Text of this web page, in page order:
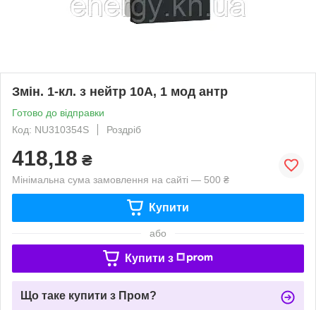
Змін. 1-кл. з нейтр 10А, 1 мод антр
Готово до відправки
Код: NU310354S
Роздріб
418,18 ₴
Мінімальна сума замовлення на сайті — 500 ₴
Купити
або
Купити з
Що таке купити з Пром?